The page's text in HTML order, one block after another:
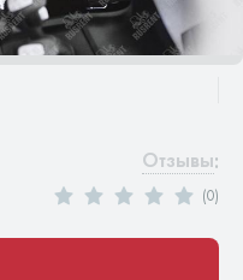
Отзывы:
(0)